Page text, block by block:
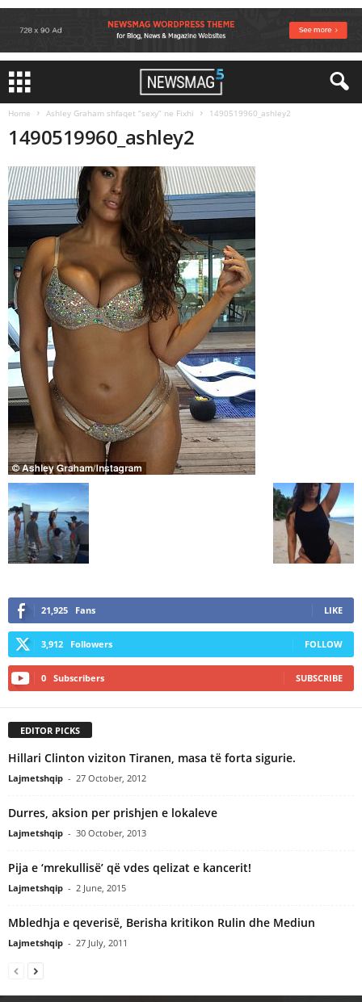
Home Ashley Graham shfaqet “sexy” ne Fixhi 1490519960_ashley2
1490519960_ashley2
21,925 Fans LIKE
3,912 Followers FOLLOW
0 Subscribers SUBSCRIBE
EDITOR PICKS
Hillari Clinton viziton Tiranen, masa të forta sigurie.
Lajmetshqip - 27 October, 2012
Durres, aksion per prishjen e lokaleve
Lajmetshqip - 30 October, 2013
Pija e ‘mrekullisë’ që vdes qelizat e kancerit!
Lajmetshqip - 2 June, 2015
Mbledhja e qeverisë, Berisha kritikon Rulin dhe Mediun
Lajmetshqip - 27 July, 2011